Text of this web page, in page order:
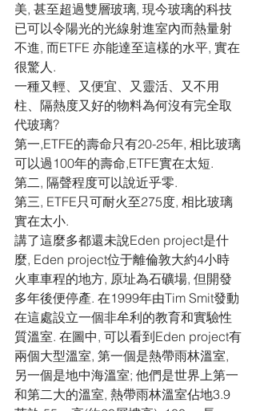
美, 甚至超過雙層玻璃, 現今玻璃的科技
已可以令陽光的光線射進室內而熱量射
不進, 而ETFE 亦能達至這樣的水平, 實在
很驚人.
一種又輕、又便宜、又靈活、又不用
柱、隔熱度又好的物料為何沒有完全取
代玻璃?
第一,ETFE的壽命只有20-25年, 相比玻璃
可以過100年的壽命,ETFE實在太短.
第二, 隔聲程度可以說近乎零.
第三, ETFE只可耐火至275度, 相比玻璃
實在太小.
講了這麼多都還未說Eden project是什
麼, Eden project位于離倫敦大約4小時
火車車程的地方, 原址為石礦場, 但開發
多年後便停產. 在1999年由Tim Smit發動
在這處設立一個非牟利的教育和實驗性
質溫室. 在圖中, 可以看到Eden project有
兩個大型溫室, 第一個是熱帶雨林溫室,
另一個是地中海溫室; 他們是世界上第一
和第二大的溫室, 熱帶雨林溫室佔地3.9